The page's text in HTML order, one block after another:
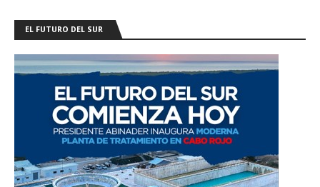
EL FUTURO DEL SUR